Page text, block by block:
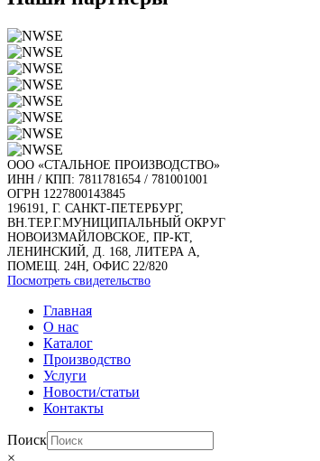
ООО «СТАЛЬНОЕ ПРОИЗВОДСТВО»
ИНН / КПП: 7811781654 / 781001001
ОГРН 1227800143845
196191, Г. САНКТ-ПЕТЕРБУРГ,
ВН.ТЕР.Г.МУНИЦИПАЛЬНЫЙ ОКРУГ
НОВОИЗМАЙЛОВСКОЕ, ПР-КТ,
ЛЕНИНСКИЙ, Д. 168, ЛИТЕРА А,
ПОМЕЩ. 24Н, ОФИС 22/820
Посмотреть свидетельство
Главная
О нас
Каталог
Производство
Услуги
Новости/статьи
Контакты
Поиск